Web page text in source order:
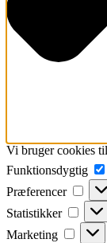
Vi bruger cookies
Funktionsdygtig
Præferencer
Statistikker
Marketing